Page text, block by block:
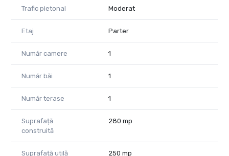
Finisaje:
* podele- gresie;
* pereti- faianta, vopsea lavabila;
* stare interior - partial renovat;
* ferestre - PVC;
* ușa intrare- PVC.
Cod proprietate: CP590716
Trafic pietonal Moderat
Etaj Parter
Număr camere 1
Număr băi 1
Număr terase 1
Suprafață
construită
280 mp
Suprafață utilă 250 mp